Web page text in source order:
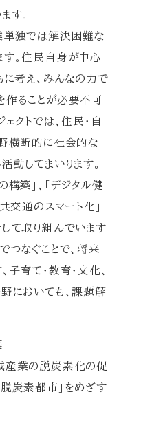
す。
単独では解決困難な
す。住民自身が中心
に考え、みんなの力で
作ることが必要不可
クトでは、住民・自
横断的に社会的な
動してまいります。
築」、「デジタル健
交通のスマート化」
て取り組んでいます
つなぐことで、将来
育て・教育・文化、
においても、課題解
産業の脱炭素化の促
炭素都市」をめざす